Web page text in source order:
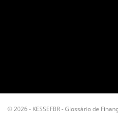
© 2026 - KESSEFBR - Glossário de